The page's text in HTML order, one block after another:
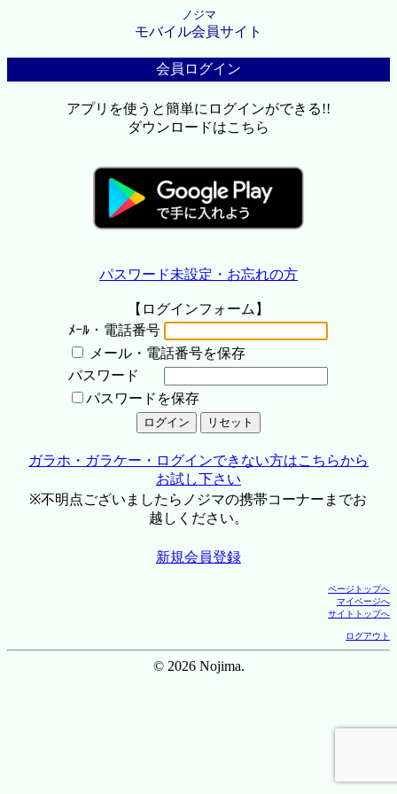
ノジマ
モバイル会員サイト
会員ログイン
アプリを使うと簡単にログインができる!!
ダウンロードはこちら
パスワード未設定・お忘れの方
【ログインフォーム】
ﾒｰﾙ・電話番号
メール・電話番号を保存
パスワード
パスワードを保存
ガラホ・ガラケー・ログインできない方はこちらから
お試し下さい
※不明点ございましたらノジマの携帯コーナーまでお
越しください。
新規会員登録
ページトップへ
マイページへ
サイトトップへ
ログアウト
© 2026 Nojima.